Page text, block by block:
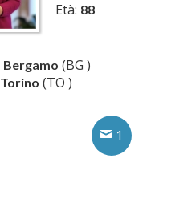
Età: 88
Bergamo (BG )
Torino (TO )
1